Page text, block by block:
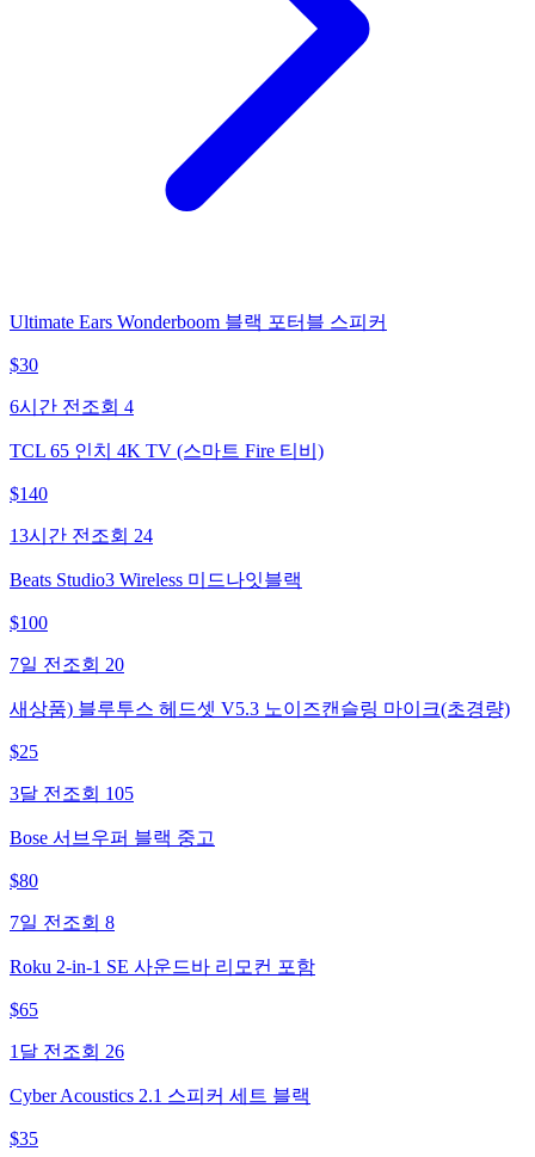
Ultimate Ears Wonderboom 블랙 포터블 스피커
$30
6시간 전 조회 4
TCL 65 인치 4K TV (스마트 Fire 티비)
$140
13시간 전 조회 24
Beats Studio3 Wireless 미드나잇블랙
$100
7일 전 조회 20
새상품) 블루투스 헤드셋 V5.3 노이즈캔슬링 마이크(초경량)
$25
3달 전 조회 105
Bose 서브우퍼 블랙 중고
$80
7일 전 조회 8
Roku 2-in-1 SE 사운드바 리모컨 포함
$65
1달 전 조회 26
Cyber Acoustics 2.1 스피커 세트 블랙
$35